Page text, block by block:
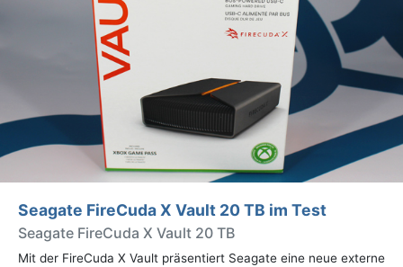
Seagate FireCuda X Vault 20 TB im Test
Seagate FireCuda X Vault 20 TB
Mit der FireCuda X Vault präsentiert Seagate eine neue externe